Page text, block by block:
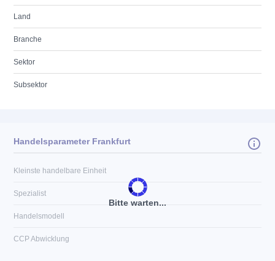
Land
Branche
Sektor
Subsektor
Bitte warten...
Handelsparameter Frankfurt
Kleinste handelbare Einheit
Spezialist
Handelsmodell
CCP Abwicklung